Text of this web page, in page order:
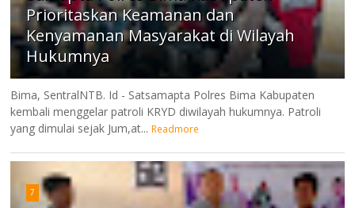
Prioritaskan Keamanan dan
Kenyamanan Masyarakat di Wilayah
Hukumnya
Bima, SentralNTB. Id - Satsamapta Polres Bima Kabupaten
kembali menggelar patroli KRYD diwilayah hukumnya. Patroli
yang dimulai sejak Jum,at... Readmore
7